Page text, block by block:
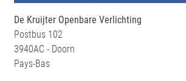
De Kruijter Openbare Verlichting
Postbus 102
3940AC - Doorn
Pays-Bas